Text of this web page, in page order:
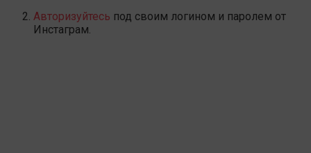
Авторизуйтесь под своим логином и паролем от
Инстаграм.